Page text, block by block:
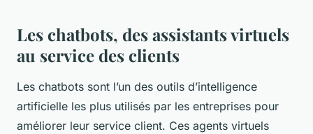
Les chatbots, des assistants virtuels
au service des clients
Les chatbots sont l’un des outils d’intelligence
artificielle les plus utilisés par les entreprises pour
améliorer leur service client. Ces agents virtuels